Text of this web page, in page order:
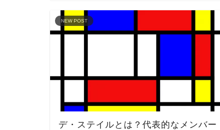
NEW POST
デ・ステイルとは？代表的なメンバー